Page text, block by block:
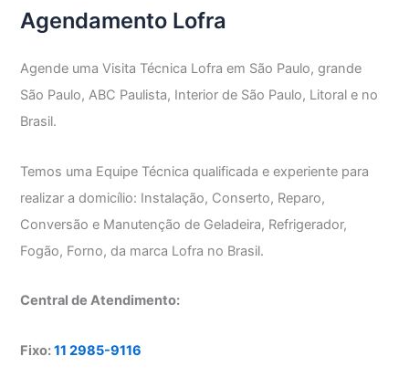
Agendamento Lofra
Agende uma Visita Técnica Lofra em São Paulo, grande
São Paulo, ABC Paulista, Interior de São Paulo, Litoral e no
Brasil.
Temos uma Equipe Técnica qualificada e experiente para
realizar a domicílio: Instalação, Conserto, Reparo,
Conversão e Manutenção de Geladeira, Refrigerador,
Fogão, Forno, da marca Lofra no Brasil.
Central de Atendimento:
Fixo:11 2985-9116